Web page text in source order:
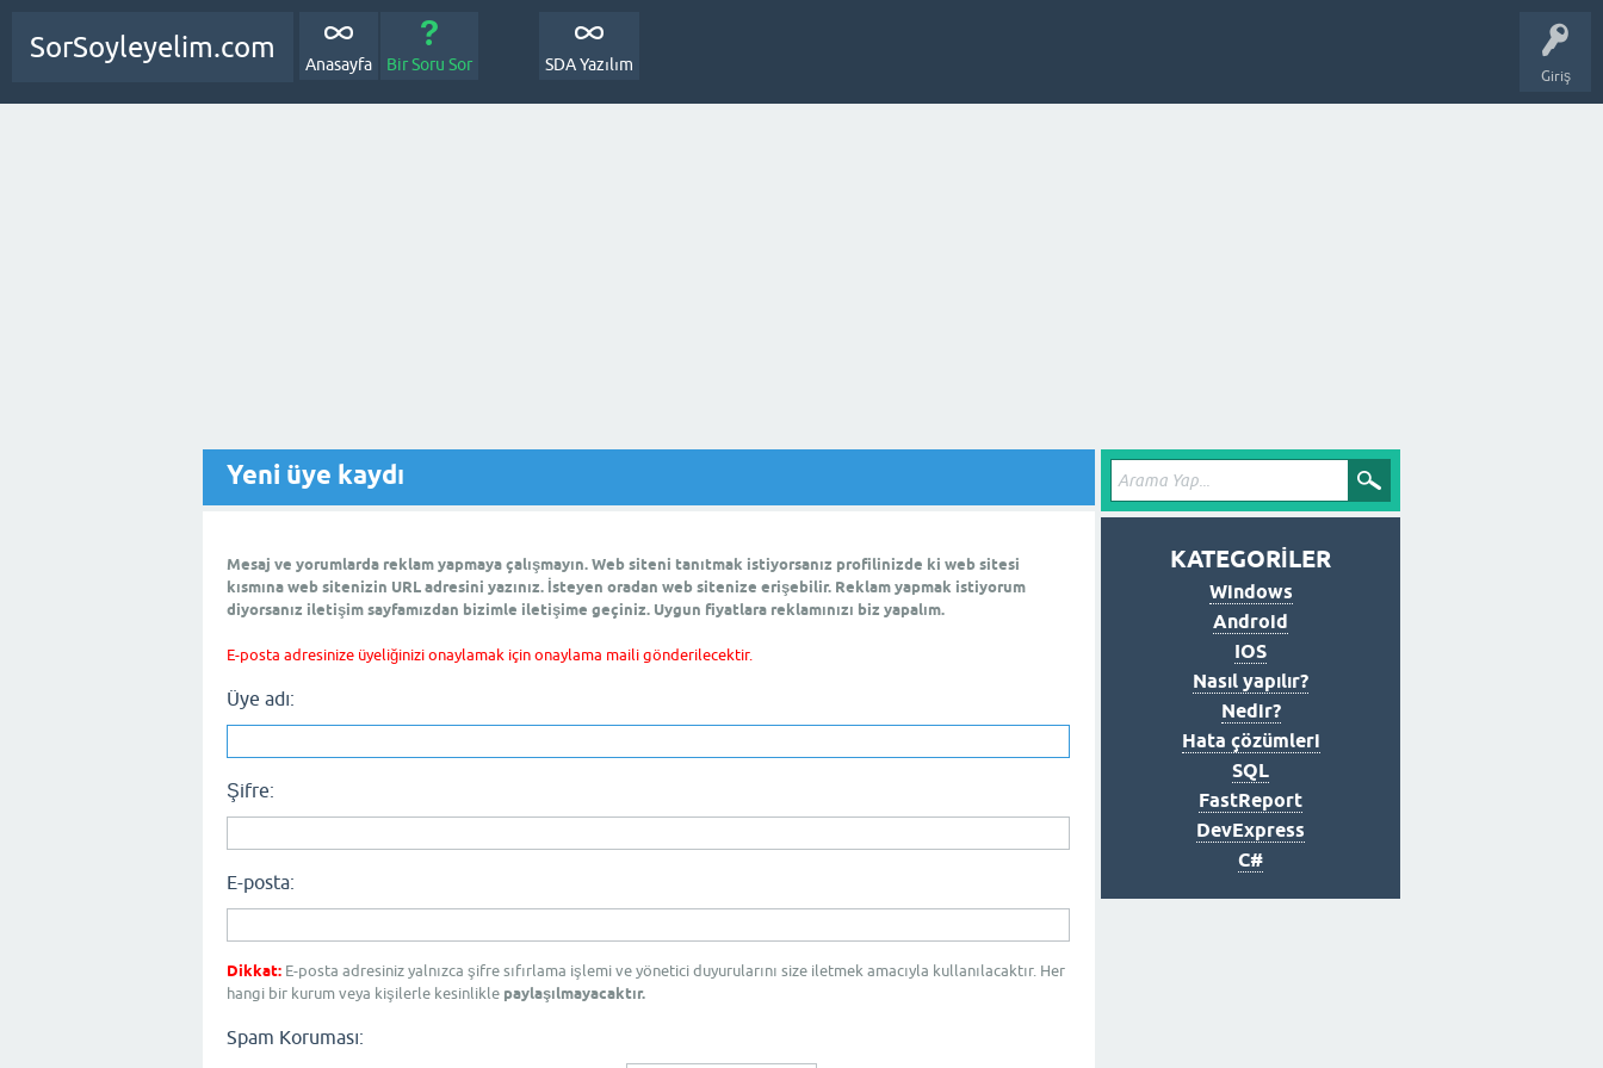
Giriş
SorSoyleyelim.com
Anasayfa Bir Soru Sor SDA Yazılım
Yeni üye kaydı
Mesaj ve yorumlarda reklam yapmaya çalışmayın. Web siteni tanıtmak istiyorsanız profilinizde ki web sitesi
kısmına web sitenizin URL adresini yazınız. İsteyen oradan web sitenize erişebilir. Reklam yapmak istiyorum
diyorsanız iletişim sayfamızdan bizimle iletişime geçiniz. Uygun fiyatlara reklamınızı biz yapalım.
E-posta adresinize üyeliğinizi onaylamak için onaylama maili gönderilecektir.
Üye adı:
Şifre:
E-posta:
Dikkat: E-posta adresiniz yalnızca şifre sıfırlama işlemi ve yönetici duyurularını size iletmek amacıyla kullanılacaktır. Her
hangi bir kurum veya kişilerle kesinlikle paylaşılmayacaktır.
Spam Koruması:
KATEGORİLER
Windows
Android
IOS
Nasıl yapılır?
Nedir?
Hata çözümleri
SQL
FastReport
DevExpress
C#